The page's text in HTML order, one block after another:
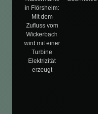
in Flörsheim:
Mit dem
Zufluss vom
Wickerbach
wird mit einer
Turbine
Elektrizität
erzeugt